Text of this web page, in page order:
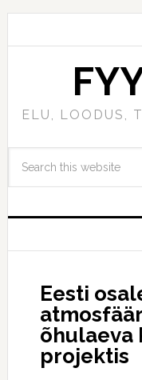
ELU, LOODUS,
Eesti
õhulaeva
projektis